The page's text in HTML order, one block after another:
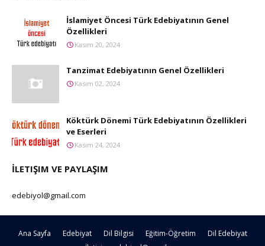
İslamiyet Öncesi Türk Edebiyatının Genel
Özellikleri
Kasım 20, 2024
Tanzimat Edebiyatının Genel Özellikleri
Kasım 02, 2024
Köktürk Dönemi Türk Edebiyatının Özellikleri
ve Eserleri
Kasım 24, 2024
İLETIŞIM VE PAYLAŞIM
edebiyol@gmail.com
Ana Sayfa Edebiyat Dil Bilgisi Eğitim-Öğretim
Dil Edebiyat